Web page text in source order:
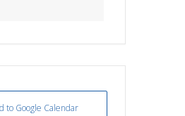
to Google Calendar